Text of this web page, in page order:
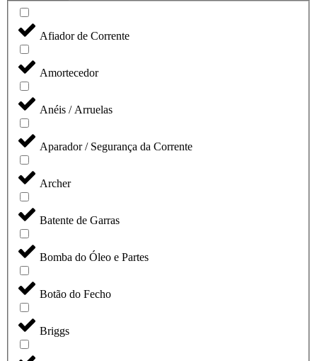
Afiador de Corrente
Amortecedor
Anéis / Arruelas
Aparador / Segurança da Corrente
Archer
Batente de Garras
Bomba do Óleo e Partes
Botão do Fecho
Briggs